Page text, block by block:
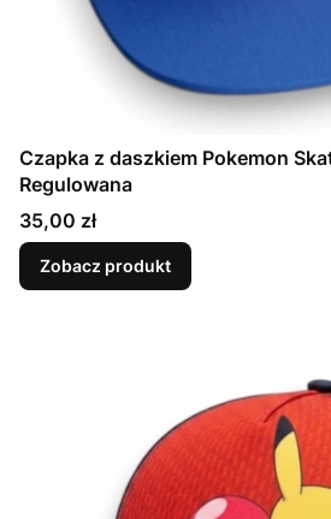
Czapka z daszkiem Pokemon
Regulowana
Cena
35,00 zł
Zobacz produkt